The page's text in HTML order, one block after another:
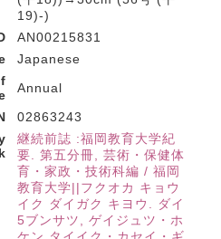
19)-)
AN00215831
Japanese
Annual
02863243
継続前誌 :福岡教育大学紀
要. 第五分冊, 芸術・保健体
育・家政・技術科編 / 福岡
教育大学||フクオカ キョウ
イク ダイガク キヨウ. ダイ
5ブンサツ, ゲイジュツ・ホ